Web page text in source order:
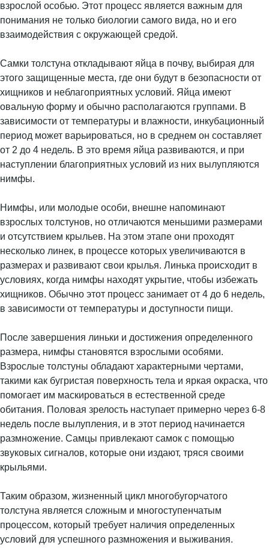
взрослой особью. Этот процесс является важным для
понимания не только биологии самого вида, но и его
взаимодействия с окружающей средой.
Самки толстуна откладывают яйца в почву, выбирая для
этого защищенные места, где они будут в безопасности от
хищников и неблагоприятных условий. Яйца имеют
овальную форму и обычно располагаются группами. В
зависимости от температуры и влажности, инкубационный
период может варьироваться, но в среднем он составляет
от 2 до 4 недель. В это время яйца развиваются, и при
наступлении благоприятных условий из них вылупляются
нимфы.
Нимфы, или молодые особи, внешне напоминают
взрослых толстунов, но отличаются меньшими размерами
и отсутствием крыльев. На этом этапе они проходят
несколько линек, в процессе которых увеличиваются в
размерах и развивают свои крылья. Линька происходит в
условиях, когда нимфы находят укрытие, чтобы избежать
хищников. Обычно этот процесс занимает от 4 до 6 недель,
в зависимости от температуры и доступности пищи.
После завершения линьки и достижения определенного
размера, нимфы становятся взрослыми особями.
Взрослые толстуны обладают характерными чертами,
такими как бугристая поверхность тела и яркая окраска, что
помогает им маскироваться в естественной среде
обитания. Половая зрелость наступает примерно через 6-8
недель после вылупления, и в этот период начинается
размножение. Самцы привлекают самок с помощью
звуковых сигналов, которые они издают, тряся своими
крыльями.
Таким образом, жизненный цикл многобугорчатого
толстуна является сложным и многоступенчатым
процессом, который требует наличия определенных
условий для успешного размножения и выживания.